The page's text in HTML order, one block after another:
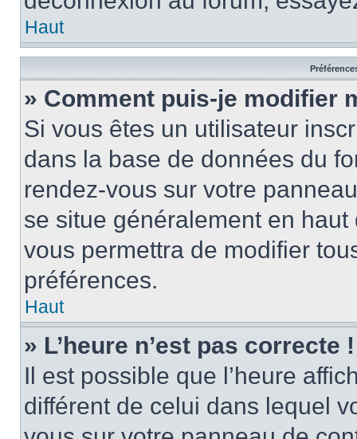
Haut
» Comment puis-je modifier
Si vous êtes un utilisateur
dans la base de données du
rendez-vous sur votre
se situe généralement en
vous permettra de modifier
préférences.
Haut
» L’heure n’est pas correcte !
Il est possible que l’heure
différent de celui dans lequel